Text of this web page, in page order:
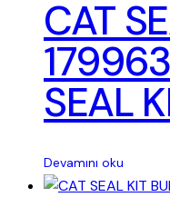
CAT
SEAL
Devamını oku